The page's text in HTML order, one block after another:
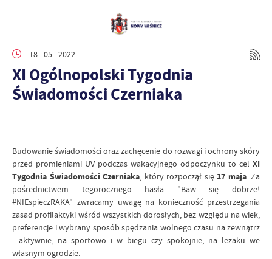
18 - 05 - 2022
XI Ogólnopolski Tygodnia
Świadomości Czerniaka
Budowanie świadomości oraz zachęcenie do rozwagi i ochrony skóry
przed promieniami UV podczas wakacyjnego odpoczynku to cel XI
Tygodnia Świadomości Czerniaka, który rozpoczął się 17 maja. Za
pośrednictwem tegorocznego hasła "Baw się dobrze!
#NIEspieczRAKA" zwracamy uwagę na konieczność przestrzegania
zasad profilaktyki wśród wszystkich dorosłych, bez względu na wiek,
preferencje i wybrany sposób spędzania wolnego czasu na zewnątrz
- aktywnie, na sportowo i w biegu czy spokojnie, na leżaku we
własnym ogrodzie.